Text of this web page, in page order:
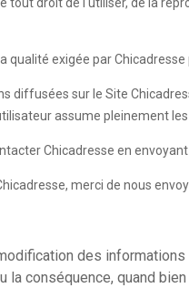
droit de l'utiliser, de la
exigée par
sur le Site
assume pleinement
Chicadresse en
merci de nous
des
conséquence, quand